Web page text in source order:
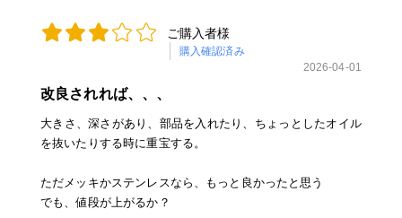
ご購入者様
購入確認済み
2026-04-01
改良されれば、、、
大きさ、深さがあり、部品を入れたり、ちょっとしたオイル
を抜いたりする時に重宝する。
ただメッキかステンレスなら、もっと良かったと思う
でも、値段が上がるか？